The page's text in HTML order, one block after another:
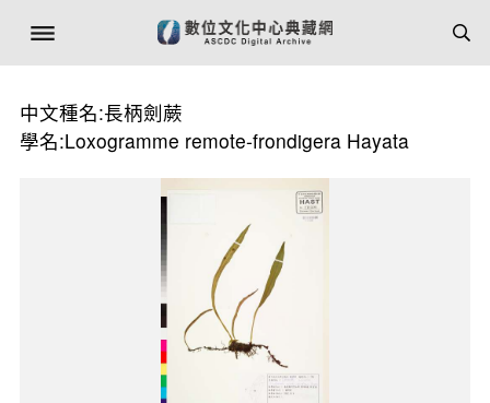
中文種名:長柄劍蕨
學名:Loxogramme remote-frondigera Hayata